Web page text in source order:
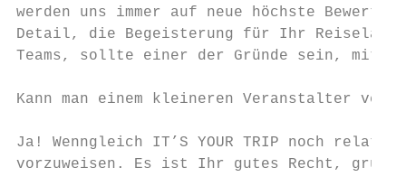
werden uns immer auf neue höchste
Detail, die Begeisterung für Ihr Reiseland,
Teams, sollte einer der Gründe sein, mit
Kann man einem kleineren Veranstalter
Ja! Wenngleich IT’S YOUR TRIP noch
vorzuweisen. Es ist Ihr gutes Recht,